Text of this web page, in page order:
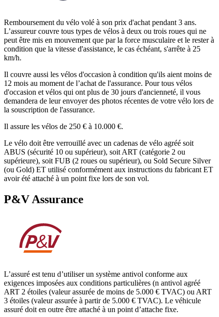
Remboursement du vélo volé à son prix d'achat pendant 3 ans.
L’assureur couvre tous types de vélos à deux ou trois roues qui ne
peut être mis en mouvement que par la force musculaire et le rester à
condition que la vitesse d'assistance, le cas échéant, s'arrête à 25
km/h.
Il couvre aussi les vélos d'occasion à condition qu'ils aient moins de
12 mois au moment de l’achat de l'assurance. Pour tous vélos
d'occasion et vélos qui ont plus de 30 jours d'ancienneté, il vous
demandera de leur envoyer des photos récentes de votre vélo lors de
la souscription de l'assurance.
Il assure les vélos de 250 € à 10.000 €.
Le vélo doit être verrouillé avec un cadenas de vélo agréé soit
ABUS (sécurité 10 ou supérieur), soit ART (catégorie 2 ou
supérieure), soit FUB (2 roues ou supérieur), ou Sold Secure Silver
(ou Gold) ET utilisé conformément aux instructions du fabricant ET
avoir été attaché à un point fixe lors de son vol.
P&V Assurance
L’assuré est tenu d’utiliser un système antivol conforme aux
exigences imposées aux conditions particulières (n antivol agréé
ART 2 étoiles (valeur assurée de moins de 5.000 € TVAC) ou ART
3 étoiles (valeur assurée à partir de 5.000 € TVAC). Le véhicule
assuré doit en outre être attaché à un point d’attache fixe.